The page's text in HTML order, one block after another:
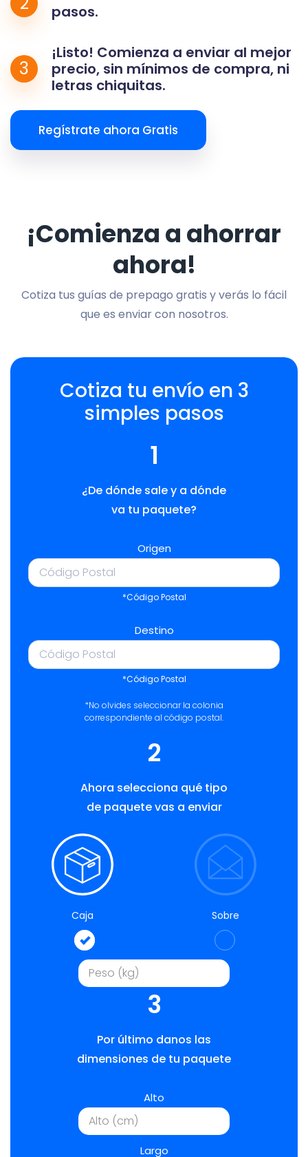
pasos.
3
¡Listo! Comienza a enviar al mejor
precio, sin mínimos de compra, ni
letras chiquitas.
Regístrate ahora Gratis
¡Comienza a ahorrar
ahora!
Cotiza tus guías de prepago gratis y verás lo fácil
que es enviar con nosotros.
Cotiza tu envío en 3
simples pasos
1
¿De dónde sale y a dónde
va tu paquete?
Origen
*Código Postal
Destino
*Código Postal
*No olvides seleccionar la colonia
correspondiente al código postal.
2
Ahora selecciona qué tipo
de paquete vas a enviar
Caja Sobre
3
Por último danos las
dimensiones de tu paquete
Alto
Largo